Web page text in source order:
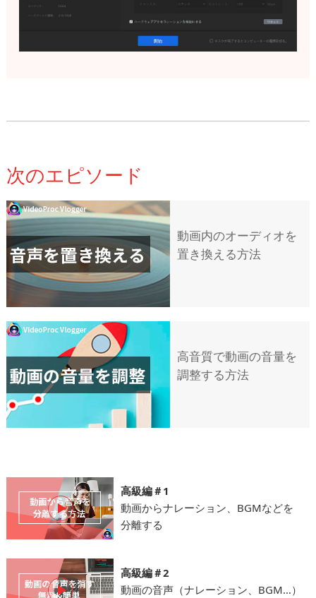
次のエピソード
動画内のオーディオを
置き換える方法
高音質で動画の音量を
調整する方法
高級編＃1
動画からナレーション、BGMなどを
分離する
高級編＃2
動画の音声（ナレーション、BGM…）